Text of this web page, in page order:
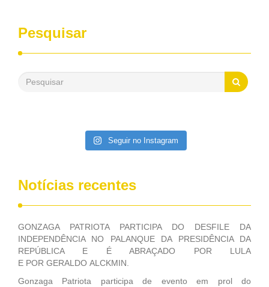
desenvolvimento dos seus municípios e, somente o ano
passado, essa Fundação distribuiu mais de três bilhões de
reais, com suas maravilhosas ações, dentre alas, mais de
saneamento básico, em pequenas comunidades rurais.
Patriota disse ainda que, mesmo sem mandato,
Pesquisar
Seguir no Instagram
Notícias recentes
GONZAGA PATRIOTA PARTICIPA DO DESFILE DA
INDEPENDÊNCIA NO PALANQUE DA PRESIDÊNCIA DA
REPÚBLICA E É ABRAÇADO POR LULA
E POR GERALDO ALCKMIN.
Gonzaga Patriota participa de evento em prol do